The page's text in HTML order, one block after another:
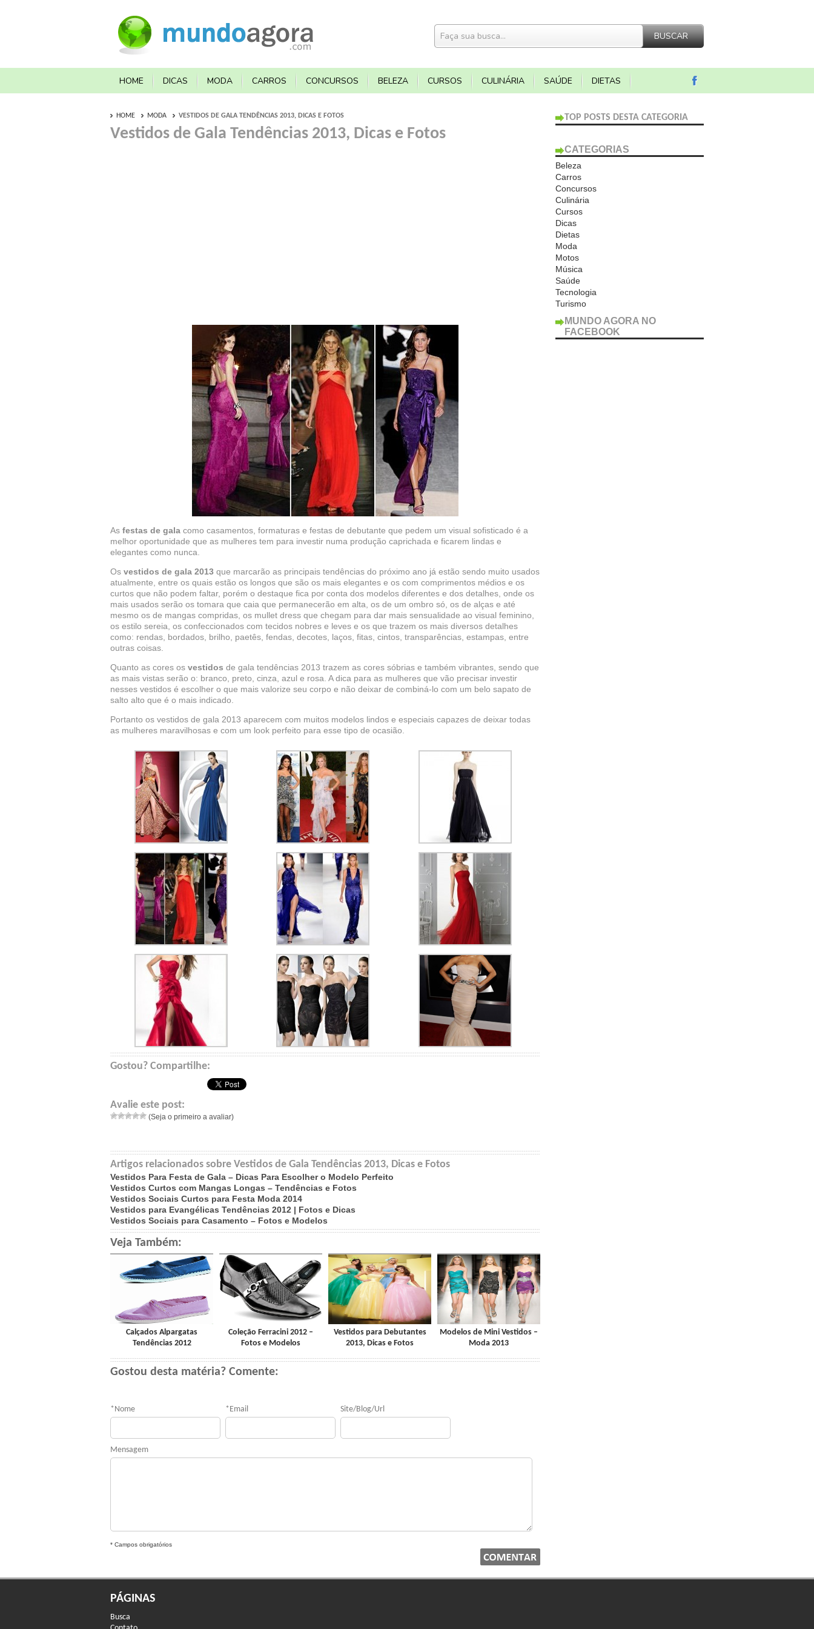
HOME DICAS MODA CARROS CONCURSOS BELEZA CURSOS CULINÁRIA SAÚDE DIETAS
HOME MODA VESTIDOS DE GALA TENDÊNCIAS 2013, DICAS E FOTOS
Vestidos de Gala Tendências 2013, Dicas e Fotos
As festas de gala como casamentos, formaturas e festas de debutante que pedem um visual sofisticado é a
melhor oportunidade que as mulheres tem para investir numa produção caprichada e ficarem lindas e
elegantes como nunca.
Os vestidos de gala 2013 que marcarão as principais tendências do próximo ano já estão sendo muito usados
atualmente, entre os quais estão os longos que são os mais elegantes e os com comprimentos médios e os
curtos que não podem faltar, porém o destaque fica por conta dos modelos diferentes e dos detalhes, onde os
mais usados serão os tomara que caia que permanecerão em alta, os de um ombro só, os de alças e até
mesmo os de mangas compridas, os mullet dress que chegam para dar mais sensualidade ao visual feminino,
os estilo sereia, os confeccionados com tecidos nobres e leves e os que trazem os mais diversos detalhes
como: rendas, bordados, brilho, paetês, fendas, decotes, laços, fitas, cintos, transparências, estampas, entre
outras coisas.
Quanto as cores os vestidos de gala tendências 2013 trazem as cores sóbrias e também vibrantes, sendo que
as mais vistas serão o: branco, preto, cinza, azul e rosa. A dica para as mulheres que vão precisar investir
nesses vestidos é escolher o que mais valorize seu corpo e não deixar de combiná-lo com um belo sapato de
salto alto que é o mais indicado.
Portanto os vestidos de gala 2013 aparecem com muitos modelos lindos e especiais capazes de deixar todas
as mulheres maravilhosas e com um look perfeito para esse tipo de ocasião.
Gostou? Compartilhe:
Avalie este post:
(Seja o primeiro a avaliar)
Artigos relacionados sobre Vestidos de Gala Tendências 2013, Dicas e Fotos
Vestidos Para Festa de Gala – Dicas Para Escolher o Modelo Perfeito
Vestidos Curtos com Mangas Longas – Tendências e Fotos
Vestidos Sociais Curtos para Festa Moda 2014
Vestidos para Evangélicas Tendências 2012 | Fotos e Dicas
Vestidos Sociais para Casamento – Fotos e Modelos
Veja Também:
Calçados Alpargatas
Tendências 2012
Coleção Ferracini 2012 –
Fotos e Modelos
Vestidos para Debutantes
2013, Dicas e Fotos
Modelos de Mini Vestidos –
Moda 2013
Gostou desta matéria? Comente:
* Nome * Email Site/Blog/Url
Mensagem
* Campos obrigatórios
TOP POSTS DESTA CATEGORIA
CATEGORIAS
Beleza
Carros
Concursos
Culinária
Cursos
Dicas
Dietas
Moda
Motos
Música
Saúde
Tecnologia
Turismo
MUNDO AGORA NO
FACEBOOK
PÁGINAS
Busca